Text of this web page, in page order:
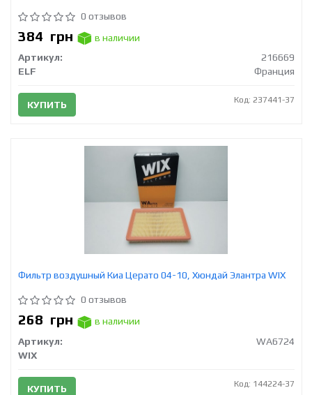
0 отзывов
384 грн
в наличии
Артикул:
216669
ELF
Франция
КУПИТЬ Код: 237441-37
Фильтр воздушный Киа Церато 04-10, Хюндай Элантра WIX
0 отзывов
268 грн
в наличии
Артикул:
WA6724
WIX
КУПИТЬ Код: 144224-37